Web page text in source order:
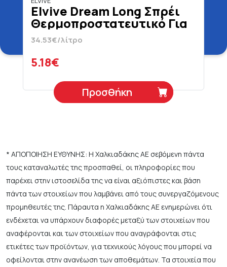
Elvive Dream Long Σπρέι
Θερμοπροστατευτικό Για
Μακριά & Λεία Μαλλιά 150
ml
34.53€/λίτρο
5.18€
Προσθήκη
* ΑΠΟΠΟΙΗΣΗ ΕΥΘΥΝΗΣ: Η Χαλκιαδάκης ΑΕ σεβόμενη πάντα
τους καταναλωτές της προσπαθεί, οι πληροφορίες που
παρέχει στην ιστοσελίδα της να είναι αξιόπιστες και βάση
πάντα των στοιχείων που λαμβάνει από τους συνεργαζόμενους
προμηθευτές της. Πάραυτα η Χαλκιαδάκης ΑΕ ενημερώνει ότι
ενδέχεται να υπάρχουν διαφορές μεταξύ των στοιχείων που
αναφέρονται και των στοιχείων που αναγράφονται στις
ετικέτες των προϊόντων, για τεχνικούς λόγους που μπορεί να
οφείλονται στην ανανέωση των αποθεμάτων. Τα στοιχεία που